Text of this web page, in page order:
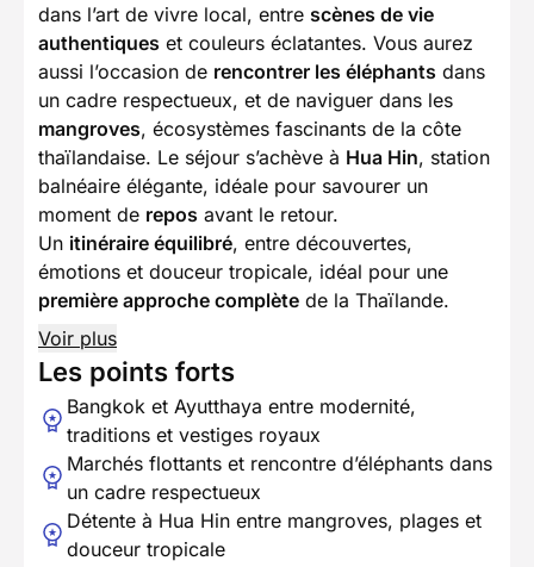
dans l’art de vivre local, entre scènes de vie
authentiques et couleurs éclatantes. Vous aurez
aussi l’occasion de rencontrer les éléphants dans
un cadre respectueux, et de naviguer dans les
mangroves, écosystèmes fascinants de la côte
thaïlandaise. Le séjour s’achève à Hua Hin, station
balnéaire élégante, idéale pour savourer un
moment de repos avant le retour.
Un itinéraire équilibré, entre découvertes,
émotions et douceur tropicale, idéal pour une
première approche complète de la Thaïlande.
Voir plus
Les points forts
Bangkok et Ayutthaya entre modernité,
traditions et vestiges royaux
Marchés flottants et rencontre d’éléphants dans
un cadre respectueux
Détente à Hua Hin entre mangroves, plages et
douceur tropicale